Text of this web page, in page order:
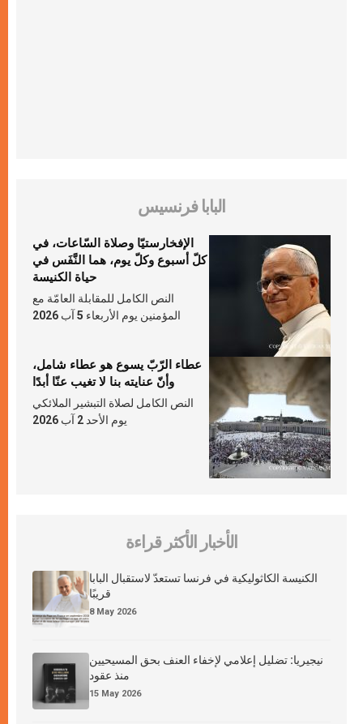
البابا فرنسيس
الإفخارستيّا وصلاة السّاعات، في
كلّ أسبوع وكلّ يوم، هما النَّفَس في
حياة الكنيسة
النص الكامل للمقابلة العامّة مع
المؤمنين يوم الأربعاء 5 آب 2026
عطاء الرّبّ يسوع هو عطاء شامل،
وأنّ عنايته بنا لا تغيب عنّا أبدًا
النص الكامل لصلاة التبشير الملائكي
يوم الأحد 2 آب 2026
الأخبار الأكثر قراءة
الكنيسة الكاثوليكية في فرنسا تستعدّ لاستقبال البابا
قريبًا
8 May 2026
نيجيريا: تضليل إعلامي لإخفاء العنف بحق المسيحيين
منذ عقود
15 May 2026